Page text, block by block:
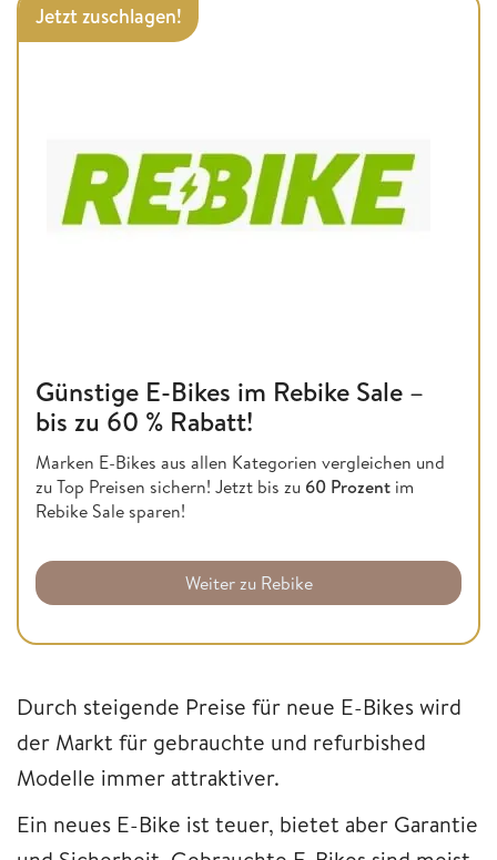
Jetzt zuschlagen!
Günstige E-Bikes im Rebike Sale –
bis zu 60 % Rabatt!
Marken E-Bikes aus allen Kategorien vergleichen und
zu Top Preisen sichern! Jetzt bis zu 60 Prozent im
Rebike Sale sparen!
Weiter zu Rebike
Durch steigende Preise für neue E-Bikes wird
der Markt für gebrauchte und refurbished
Modelle immer attraktiver.
Ein neues E-Bike ist teuer, bietet aber Garantie